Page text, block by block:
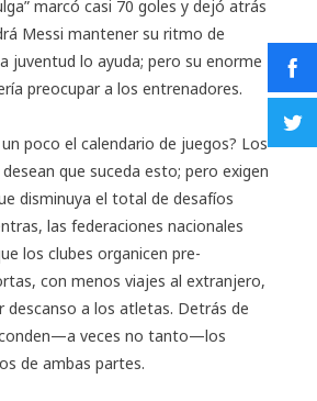
marcó casi 70 goles y dejó atrás
Messi mantener su ritmo de
juventud lo ayuda; pero su enorme
preocupar a los entrenadores.
poco el calendario de juegos? Los
que suceda esto; pero exigen
disminuya el total de desafíos
las federaciones nacionales
los clubes organicen pre-
con menos viajes al extranjero,
descanso a los atletas. Detrás de
veces no tanto—los
de ambas partes.